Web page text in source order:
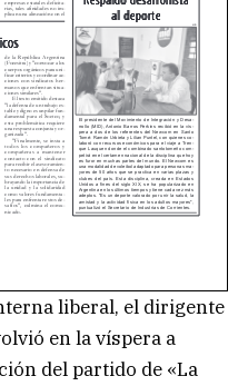
liberal, el dirigente
en la víspera a
del partido de «La